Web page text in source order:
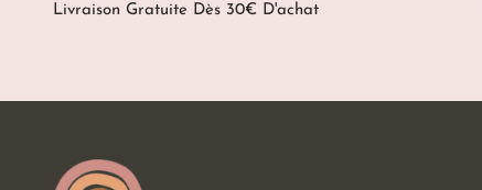
Livraison Gratuite Dès 30€ D'achat